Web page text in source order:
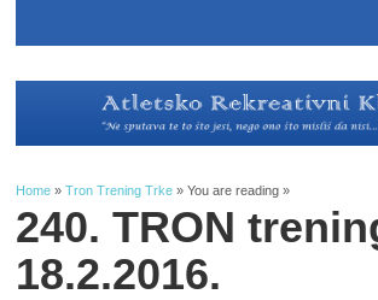
Home »Tron Trening Trke » You are reading »
240. TRON
18.2.2016.